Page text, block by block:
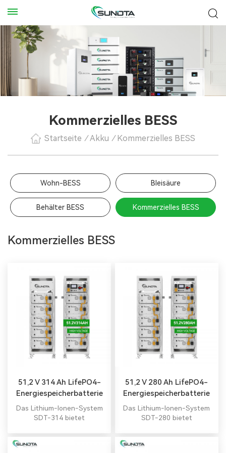
Kommerzielles BESS
Startseite / Akku / Kommerzielles BESS
Wohn-BESS Bleisäure
Behälter BESS Kommerzielles BESS
Kommerzielles BESS
51,2 V 314 Ah LifePO4-
Energiespeicherbatterie
Das Lithium-Ionen-System
SDT-314 bietet
gewerblichen und
51,2 V 280 Ah LifePO4-
Energiespeicherbatterie
Das Lithium-Ionen-System
SDT-280 bietet
gewerblichen und